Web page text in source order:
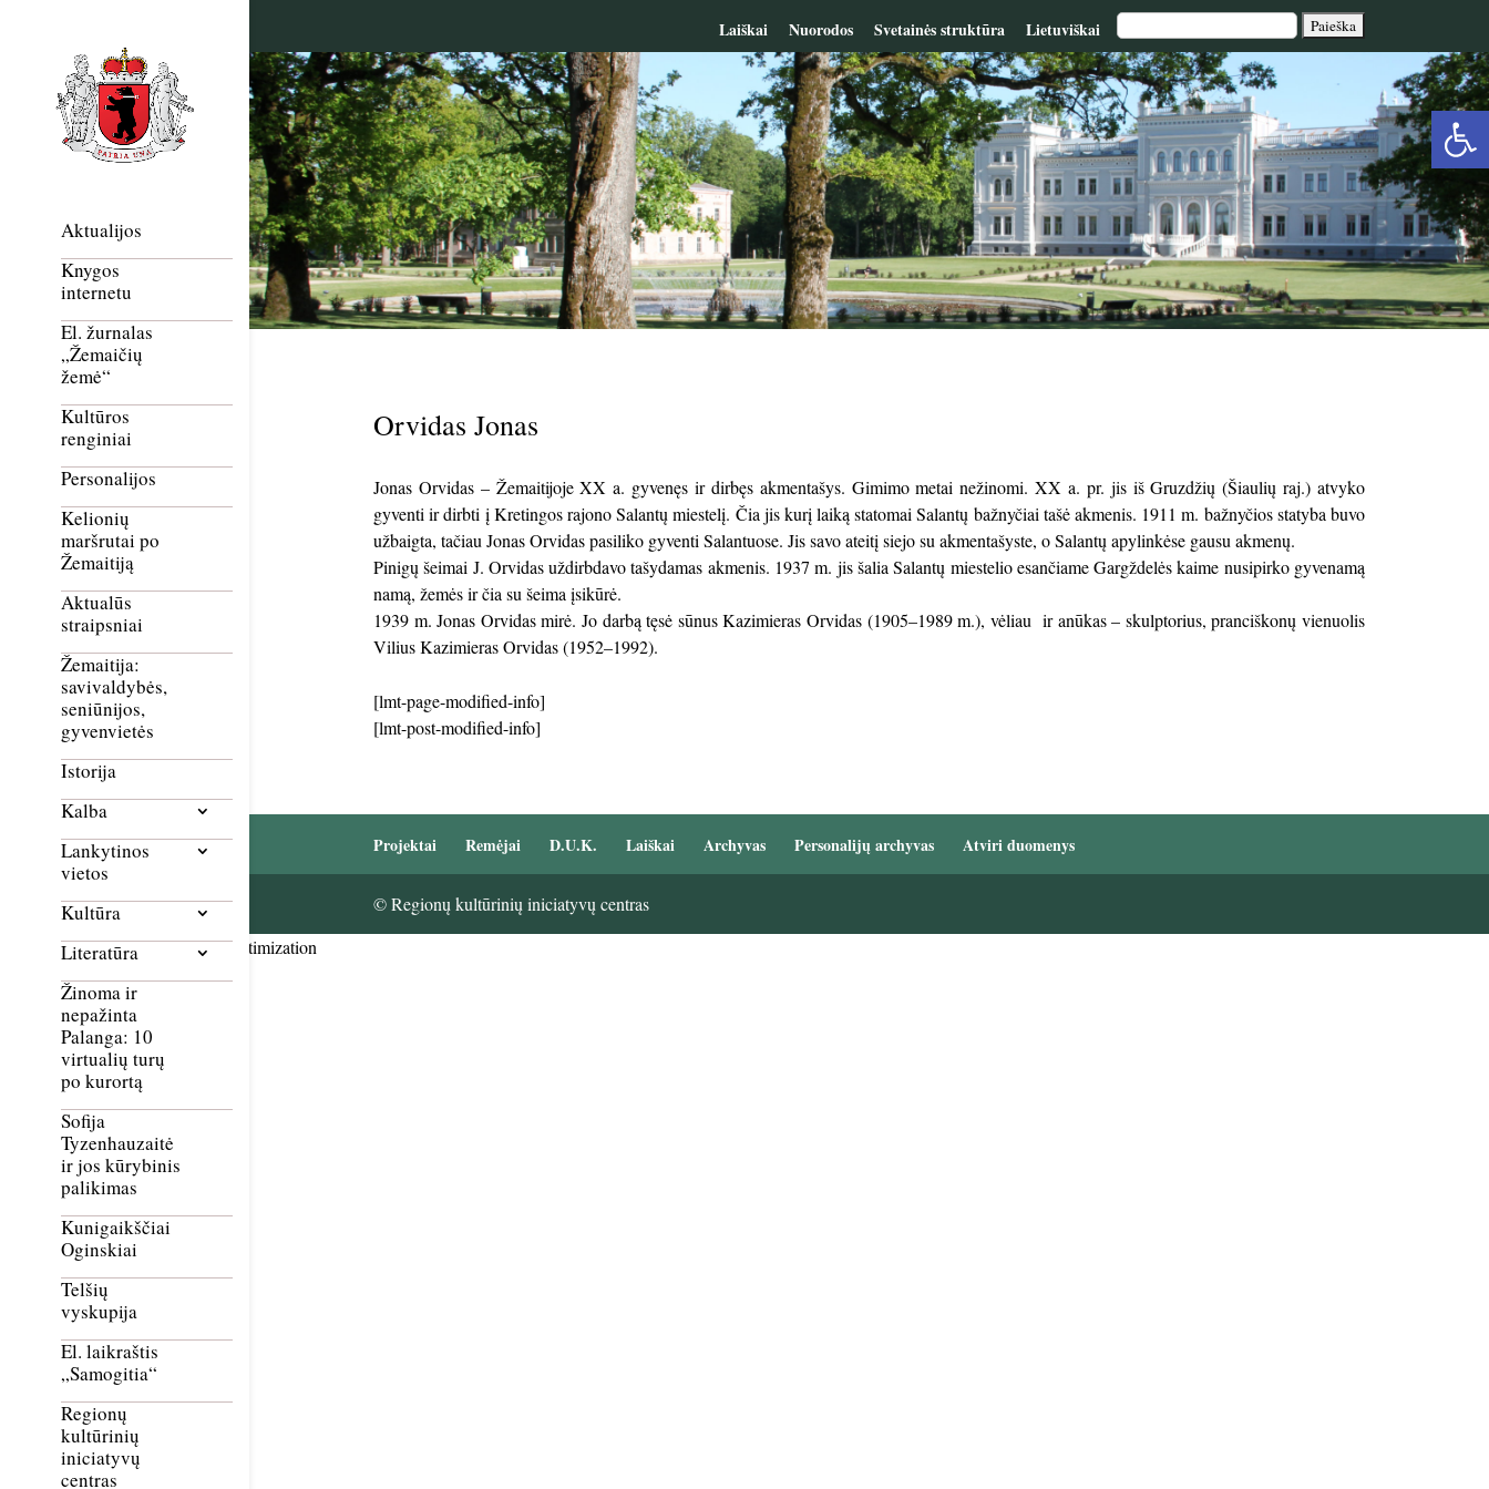
Laiškai Nuorodos Svetainės struktūra Lietuviškai
Aktualijos
Knygos
internetu
El. žurnalas
„Žemaičių
žemė“
Kultūros
renginiai
Personalijos
Kelionių
maršrutai po
Žemaitiją
Aktualūs
straipsniai
Žemaitija:
savivaldybės,
seniūnijos,
gyvenvietės
Istorija
Kalba
Lankytinos
vietos
Kultūra
Literatūra
Žinoma ir
nepažinta
Palanga: 10
virtualių turų
po kurortą
Sofija
Tyzenhauzaitė
ir jos kūrybinis
palikimas
Kunigaikščiai
Oginskiai
Telšių
vyskupija
El. laikraštis
„Samogitia“
Regionų
kultūrinių
iniciatyvų
centras
Orvidas Jonas
Jonas Orvidas – Žemaitijoje XX a. gyvenęs ir dirbęs akmentašys. Gimimo metai nežinomi. XX a. pr. jis iš Gruzdžių (Šiaulių raj.) atvyko
gyventi ir dirbti į Kretingos rajono Salantų miestelį. Čia jis kurį laiką statomai Salantų bažnyčiai tašė akmenis. 1911 m. bažnyčios statyba buvo
užbaigta, tačiau Jonas Orvidas pasiliko gyventi Salantuose. Jis savo ateitį siejo su akmentašyste, o Salantų apylinkėse gausu akmenų.
Pinigų šeimai J. Orvidas uždirbdavo tašydamas akmenis. 1937 m. jis šalia Salantų miestelio esančiame Gargždelės kaime nusipirko gyvenamą
namą, žemės ir čia su šeima įsikūrė.
1939 m. Jonas Orvidas mirė. Jo darbą tęsė sūnus Kazimieras Orvidas (1905–1989 m.), vėliau ir anūkas – skulptorius, pranciškonų vienuolis
Vilius Kazimieras Orvidas (1952–1992).
[lmt-page-modified-info]
[lmt-post-modified-info]
Projektai Remėjai D.U.K. Laiškai Archyvas Personalijų archyvas Atviri duomenys
© Regionų kultūrinių iniciatyvų centras
Smush Image Compression and Optimization